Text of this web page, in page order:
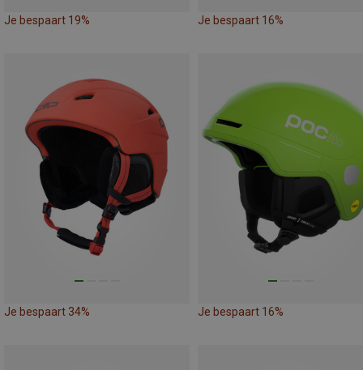
Je bespaart 19% Je bespaart 16%
Je bespaart 34% Je bespaart 16%